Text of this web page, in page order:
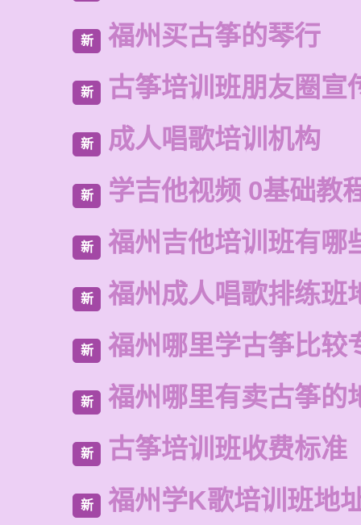
新 福州买古筝的琴行
新 古筝培训班朋友圈宣
新 成人唱歌培训机构
新 学吉他视频 0基础教
新 福州吉他培训班有哪
新 福州成人唱歌排练班
新 福州哪里学古筝比较
新 福州哪里有卖古筝的
新 古筝培训班收费标准
新 福州学K歌培训班地